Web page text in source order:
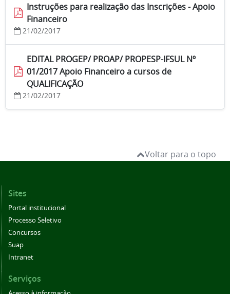
Instruções para realização das Inscrições - Apoio
Financeiro
21/02/2017
EDITAL PROGEP/ PROAP/ PROPESP-IFSUL Nº
01/2017 Apoio Financeiro a cursos de
QUALIFICAÇÃO
21/02/2017
Voltar para o topo
Sites
Portal institucional
Processo Seletivo
Concursos
Suap
Intranet
Serviços